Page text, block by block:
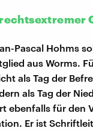
Pascal Hohms
aus Worms.
als Tag der
als Tag der
ebenfalls für den
Er ist